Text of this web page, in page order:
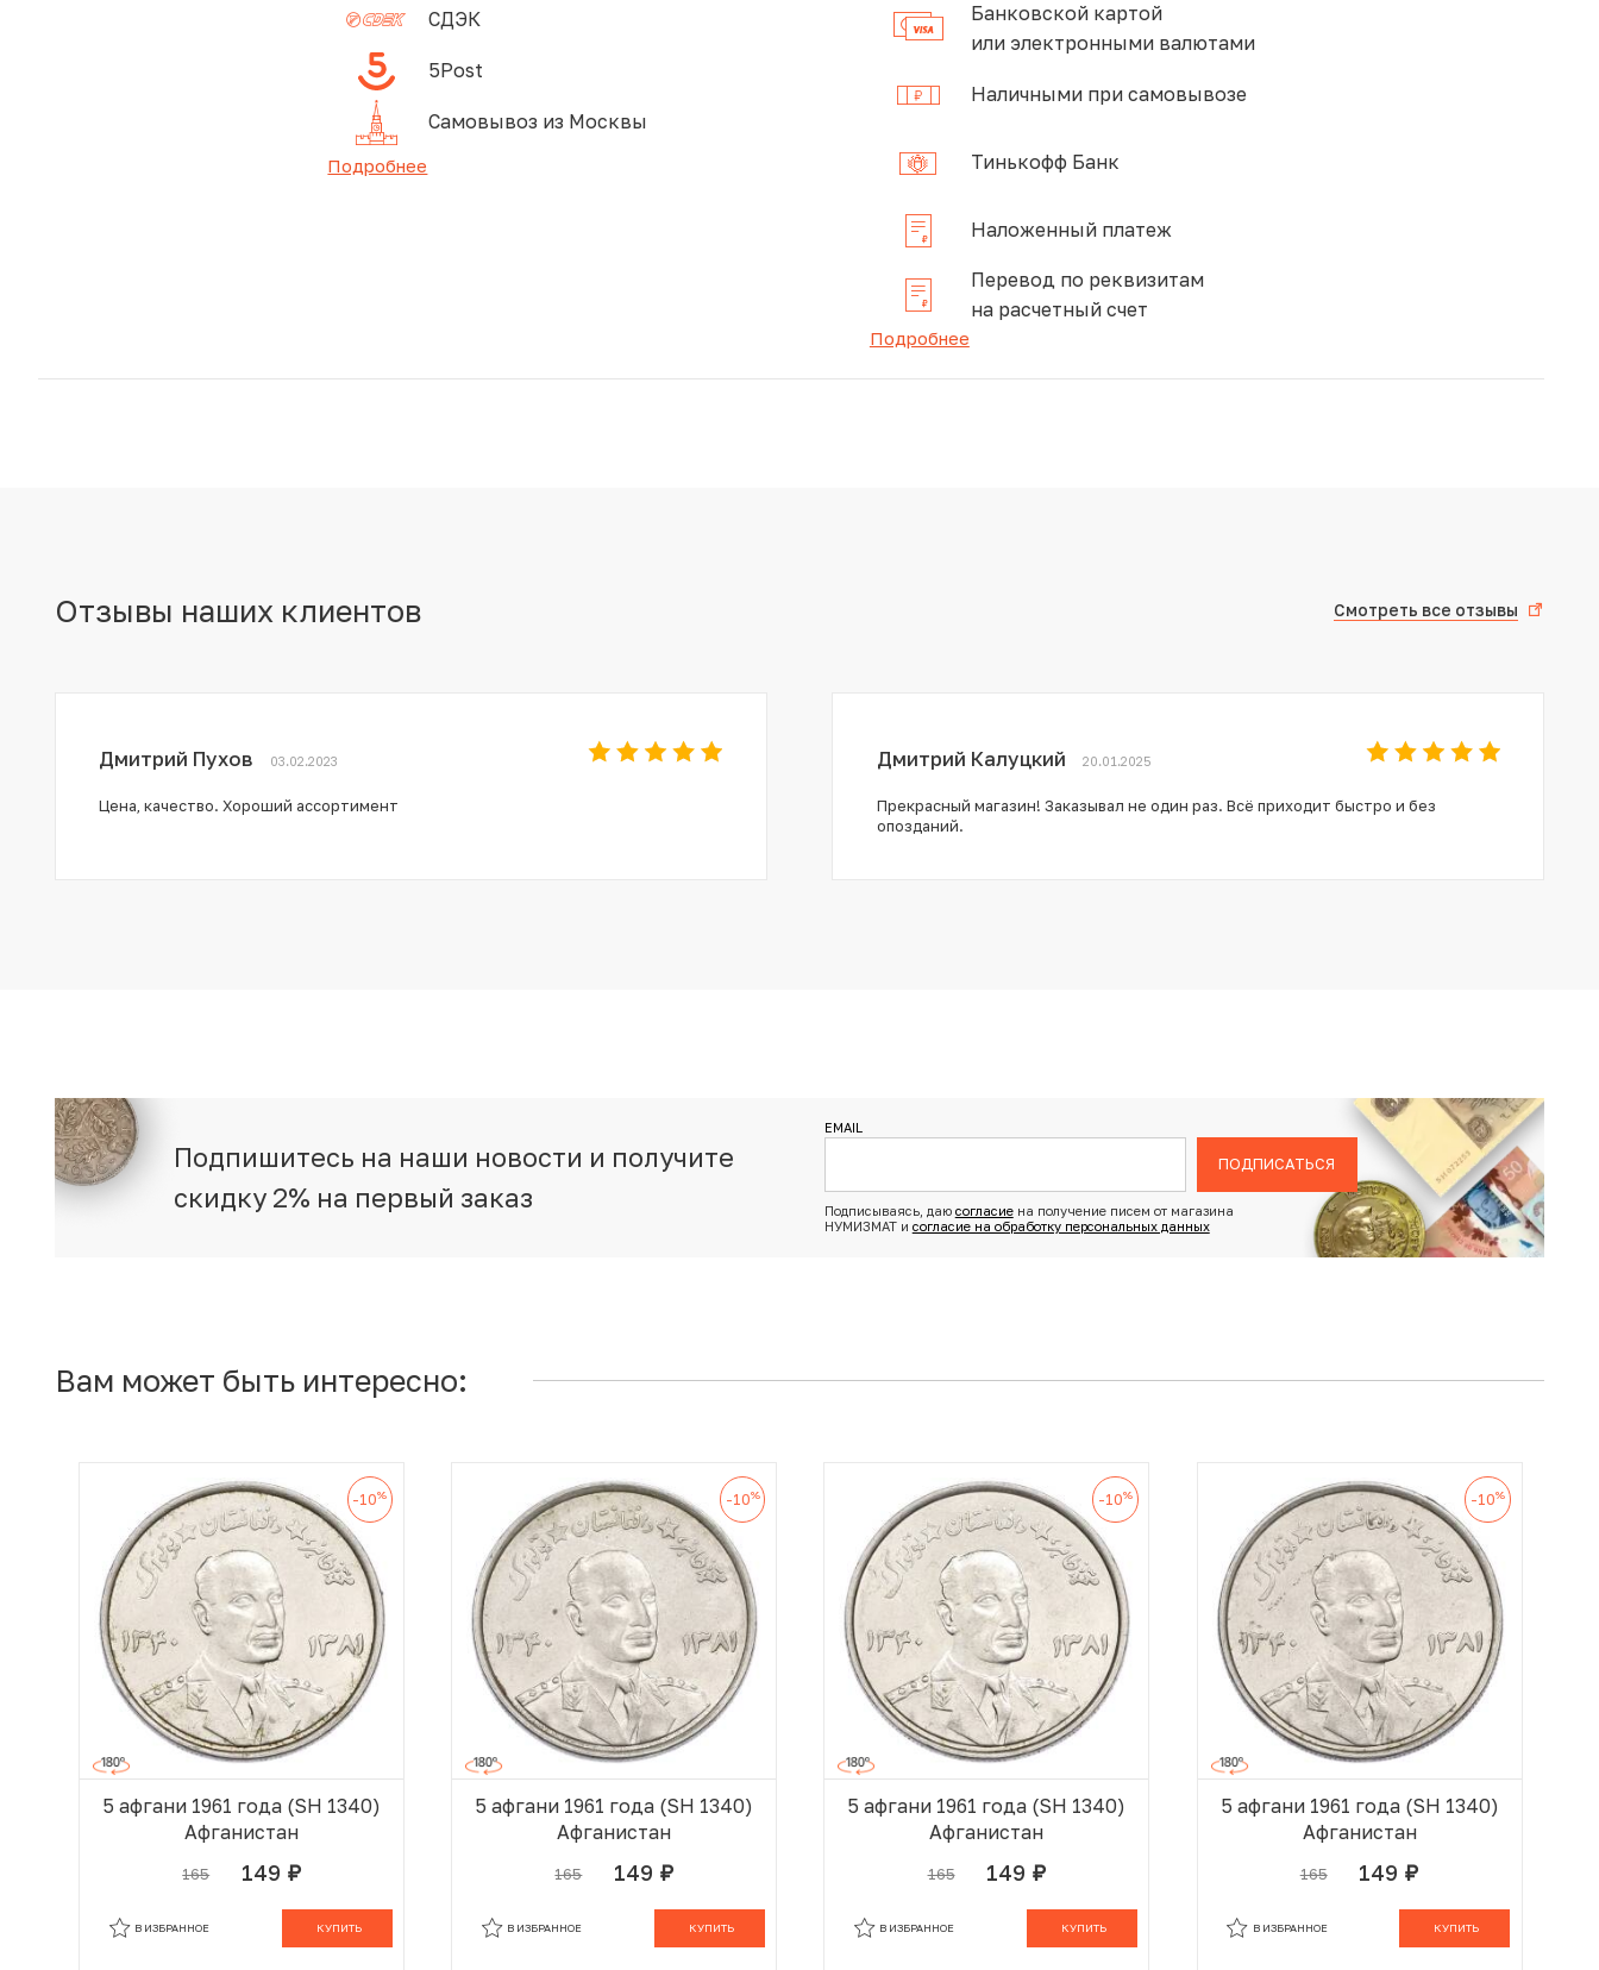
СДЭК
5Post
Самовывоз из Москвы
Подробнее
Банковской картой
или электронными валютами
Наличными при самовывозе
Тинькофф Банк
Наложенный платеж
Перевод по реквизитам
на расчетный счет
Подробнее
Отзывы наших клиентов Смотреть все отзывы
Дмитрий Пухов 03.02.2023
Цена, качество. Хороший ассортимент
Дмитрий Калуцкий 20.01.2025
Прекрасный магазин! Заказывал не один раз. Всё приходит быстро и без
опозданий.
Подпишитесь на наши новости и получите
скидку 2% на первый заказ
EMAIL
ПОДПИСАТЬСЯ
Подписываясь, даю согласиена получение писем от магазина
НУМИЗМАТ и согласие на обработку персональных данных
Вам может быть интересно:
-10%
5 афгани 1961 года (SH 1340)
Афганистан
165 149 руб.
КУПИТЬ
В ИЗБРАННОЕ
-10%
5 афгани 1961 года (SH 1340)
Афганистан
165 149 руб.
КУПИТЬ
В ИЗБРАННОЕ
-10%
5 афгани 1961 года (SH 1340)
Афганистан
165 149 руб.
КУПИТЬ
В ИЗБРАННОЕ
-10%
5 афгани 1961 года (SH 1340)
Афганистан
165 149 руб.
КУПИТЬ
В ИЗБРАННОЕ